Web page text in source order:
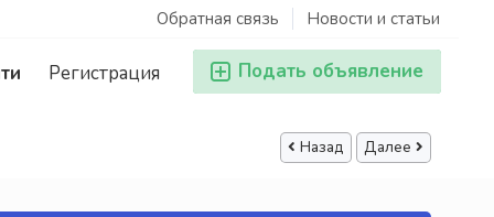
Новости и статьи
Обратная связь
Подать объявление
Регистрация
Назад Далее